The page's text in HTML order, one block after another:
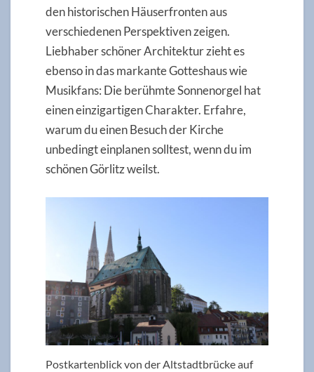
den historischen Häuserfronten aus
verschiedenen Perspektiven zeigen.
Liebhaber schöner Architektur zieht es
ebenso in das markante Gotteshaus wie
Musikfans: Die berühmte Sonnenorgel hat
einen einzigartigen Charakter. Erfahre,
warum du einen Besuch der Kirche
unbedingt einplanen solltest, wenn du im
schönen Görlitz weilst.
Postkartenblick von der Altstadtbrücke auf